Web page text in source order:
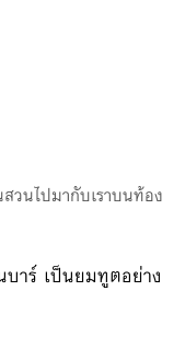
วนไปมากับเราบนท้อง
าร์ เป็นยมทูตอย่าง